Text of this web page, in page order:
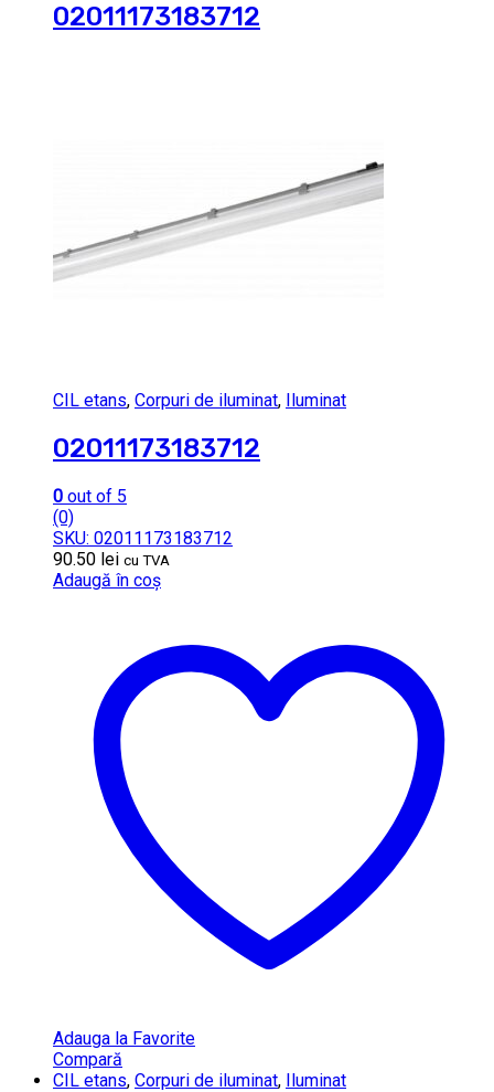
02011173183712
CIL etans, Corpuri de iluminat, Iluminat
02011173183712
0 out of 5
(0)
SKU: 02011173183712
90.50 lei cu TVA
Adaugă în coș
Adauga la Favorite
Compară
CIL etans, Corpuri de iluminat, Iluminat